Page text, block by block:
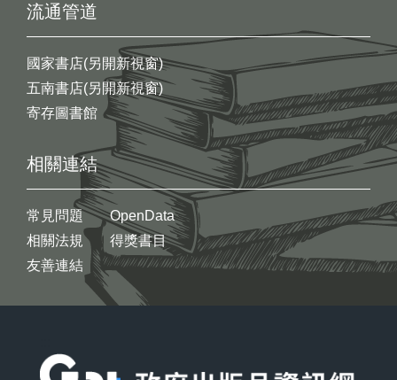
流通管道
國家書店(另開新視窗)
五南書店(另開新視窗)
寄存圖書館
相關連結
常見問題
相關法規
友善連結
OpenData
得獎書目